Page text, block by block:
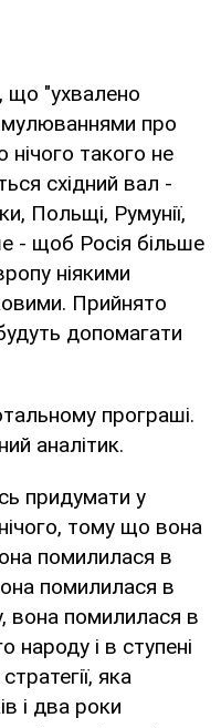
що "ухвалено
про
нічого такого не
східний вал -
Польщі, Румунії,
- щоб Росія більше
ніякими
Прийнято
допомагати
програші.
аналітик.
придумати у
тому що вона
помилилася в
помилилася в
вона помилилася в
народу і в ступені
яка
і два роки